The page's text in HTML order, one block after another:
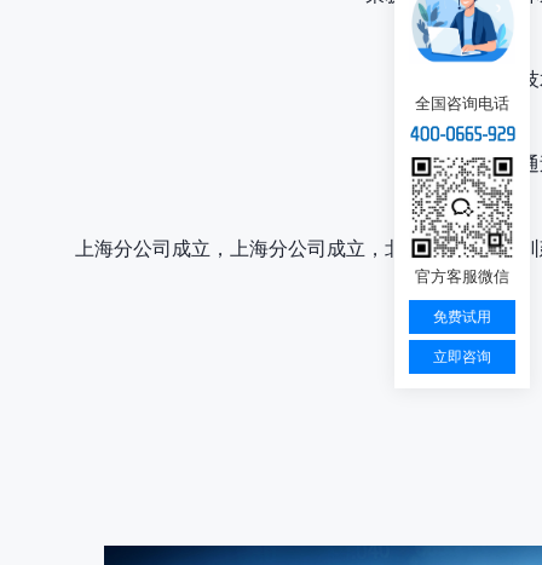
荣获国家高新
上海分公司成立，上海分公司成立，北京、广州、深
全国咨询电话
官方客服微信
免费试用
立即咨询